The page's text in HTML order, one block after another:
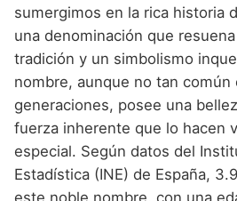
Nombres de Niña que
Nombres de Niña que
Nombres de Niña que
Nombres de Niña que
Nombres de Niña que
Nombres de Niña que
Nombres de Niña
Nombres de Niña
Nombres de Niña
Nombres de Niña
Nombres de Niña
Nombres de Niña
Nombres de Niña
Nombres de Niña
Nombres de Niña
Nombres de Niña
Nombres de Niña
Nombres de Niña
Nombres de Niña
Nombres de Niña
Nombres de Niña
Nombres de Niña
sumergimos en la rica historia
una denominación que
tradición y un simbolismo
nombre, aunque no tan común
generaciones, posee una
fuerza inherente que lo hacen
especial. Según datos del
Estadística (INE) de España,